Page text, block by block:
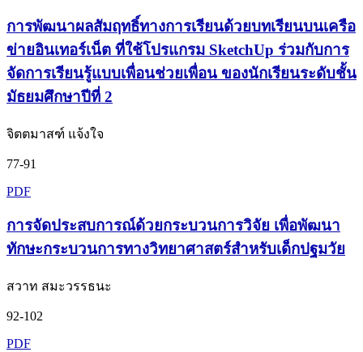
การพัฒนาผลสัมฤทธิ์ทางการเรียนด้วยบทเรียนบนเครือ
ข่ายอินเทอร์เน็ต ที่ใช้โปรแกรม SketchUp ร่วมกับการ
จัดการเรียนรู้แบบเพื่อนช่วยเพื่อน ของนักเรียนระดับชั้น
มัธยมศึกษาปีที่ 2
จิตตมาสฑ์ แจ้งใจ
77-91
PDF
การจัดประสบการณ์ด้วยกระบวนการวิจัย เพื่อพัฒนา
ทักษะกระบวนการทางวิทยาศาสตร์สำหรับเด็กปฐมวัย
สวาท สมะวรรธนะ
92-102
PDF